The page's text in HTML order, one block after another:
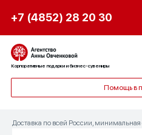
+7 (4852) 28 20 30
Корпоративные подарки и бизнес-сувениры
Помощь в
Доставка по всей России,